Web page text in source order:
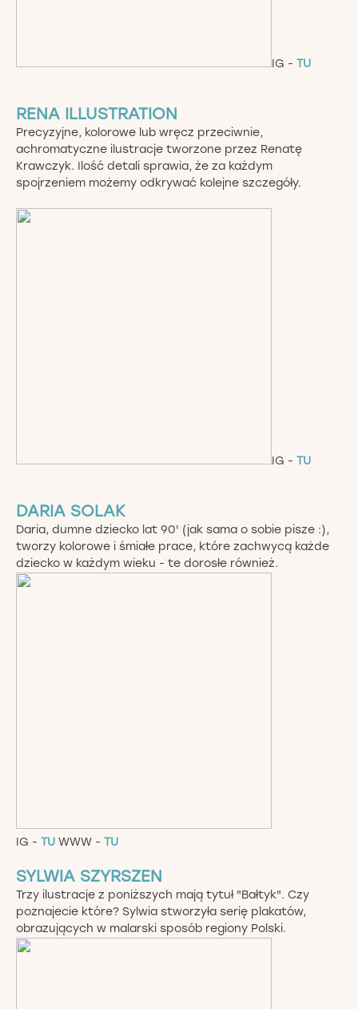
IG - TU
RENA ILLUSTRATION
Precyzyjne, kolorowe lub wręcz przeciwnie,
achromatyczne ilustracje tworzone przez Renatę
Krawczyk. Ilość detali sprawia, że za każdym
spojrzeniem możemy odkrywać kolejne szczegóły.
IG - TU
DARIA SOLAK
Daria, dumne dziecko lat 90' (jak sama o sobie pisze :),
tworzy kolorowe i śmiałe prace, które zachwycą każde
dziecko w każdym wieku - te dorosłe również.
IG - TU WWW - TU
SYLWIA SZYRSZEN
Trzy ilustracje z poniższych mają tytuł "Bałtyk". Czy
poznajecie które? Sylwia stworzyła serię plakatów,
obrazujących w malarski sposób regiony Polski.